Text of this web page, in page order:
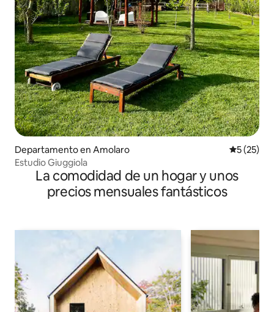
Departamento en Amolaro
5 (25)
Estudio Giuggiola
La comodidad de un hogar y unos
precios mensuales fantásticos